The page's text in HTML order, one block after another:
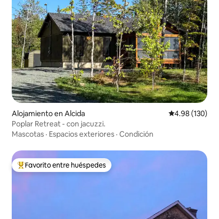
Alojamiento en Alcida Calificación
4.98 (130)
Poplar Retreat - con jacuzzi.
Mascotas · Espacios exteriores · Condición
Favorito entre huéspedes preferido
Favorito entre huéspedes